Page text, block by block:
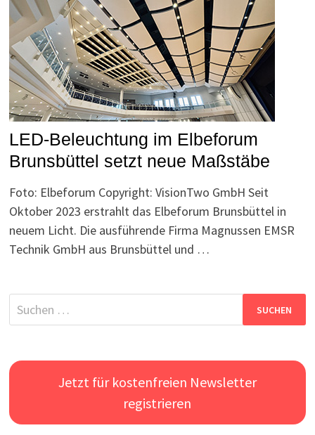
LED-Beleuchtung im Elbeforum
Brunsbüttel setzt neue Maßstäbe
Foto: Elbeforum Copyright: VisionTwo GmbH Seit
Oktober 2023 erstrahlt das Elbeforum Brunsbüttel in
neuem Licht. Die ausführende Firma Magnussen EMSR
Technik GmbH aus Brunsbüttel und …
Suchen
nach:
Jetzt für kostenfreien Newsletter
registrieren